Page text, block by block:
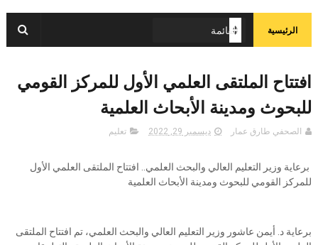
الرئيسية
افتتاح الملتقى العلمي الأول للمركز القومي
للبحوث ومدينة الأبحاث العلمية
الصحفي طارق عمار ديسمبر 29, 2022 تعليم
برعاية وزير التعليم العالي والبحث العلمي.. افتتاح الملتقى العلمي الأول
للمركز القومي للبحوث ومدينة الأبحاث العلمية
برعاية د. أيمن عاشور وزير التعليم العالي والبحث العلمي، تم افتتاح الملتقى